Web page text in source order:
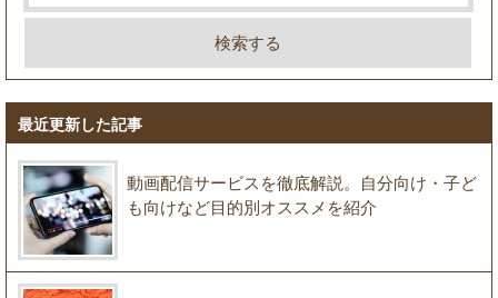
最近更新した記事
動画配信サービスを徹底解説。自分向け・子ど
も向けなど目的別オススメを紹介